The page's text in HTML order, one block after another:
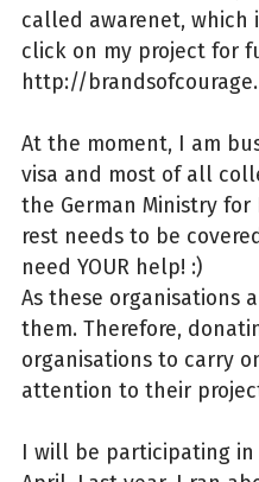
called awarenet, which
click on my project for
http://
At the moment, I am
visa and most of all
the German Ministry
rest needs to be
need YOUR help! :)
As these organisations
them. Therefore,
organisations to carry
attention to their
I will be participating